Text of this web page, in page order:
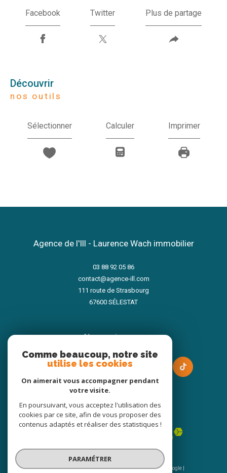
Facebook Twitter Plus de partage
découvrir
nos outils
Sélectionner Calculer Imprimer
Agence de l'Ill - Laurence Wach immobilier
03 88 92 05 86
contact@agence-ill.com
111 route de Strasbourg
67600
SÉLESTAT
nous suivre sur
Adhérents
© 2026 | Tous droits réservés | Traduction powered by Google |
Comme beaucoup, notre site
utilise les cookies
On aimerait vous accompagner pendant
votre visite.
En poursuivant, vous acceptez l'utilisation des
cookies par ce site, afin de vous proposer des
contenus adaptés et réaliser des statistiques !
PARAMÉTRER